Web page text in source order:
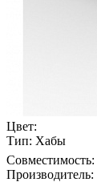
Цвет:
Тип: Хабы
Совместимость:
Производитель: